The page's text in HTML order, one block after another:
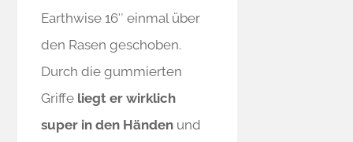
Earthwise 16″ einmal über
den Rasen geschoben.
Durch die gummierten
Griffe liegt er wirklich
super in den Händen und